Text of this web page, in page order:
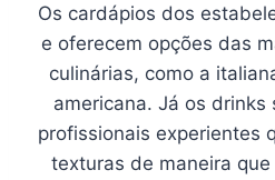
Os cardápios dos
e oferecem opções das
culinárias, como a
americana. Já os drinks
profissionais experientes
texturas de maneira